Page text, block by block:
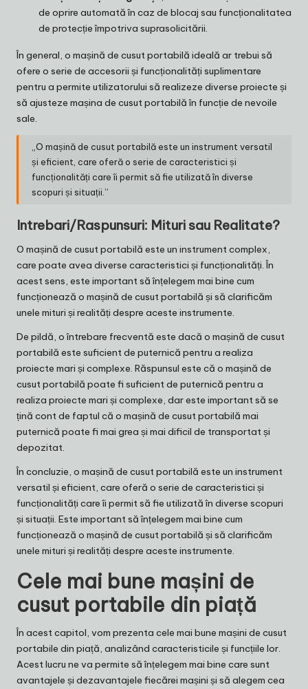
de oprire automată în caz de blocaj sau funcționalitatea
de protecție împotriva suprasolicitării.
În general, o mașină de cusut portabilă ideală ar trebui să
ofere o serie de accesorii și funcționalități suplimentare
pentru a permite utilizatorului să realizeze diverse proiecte și
să ajusteze mașina de cusut portabilă în funcție de nevoile
sale.
„O mașină de cusut portabilă este un instrument versatil
și eficient, care oferă o serie de caracteristici și
funcționalități care îi permit să fie utilizată în diverse
scopuri și situații.”
Intrebari/Raspunsuri: Mituri sau Realitate?
O mașină de cusut portabilă este un instrument complex,
care poate avea diverse caracteristici și funcționalități. În
acest sens, este important să înțelegem mai bine cum
funcționează o mașină de cusut portabilă și să clarificăm
unele mituri și realități despre aceste instrumente.
De pildă, o întrebare frecventă este dacă o mașină de cusut
portabilă este suficient de puternică pentru a realiza
proiecte mari și complexe. Răspunsul este că o mașină de
cusut portabilă poate fi suficient de puternică pentru a
realiza proiecte mari și complexe, dar este important să se
țină cont de faptul că o mașină de cusut portabilă mai
puternică poate fi mai grea și mai dificil de transportat și
depozitat.
În concluzie, o mașină de cusut portabilă este un instrument
versatil și eficient, care oferă o serie de caracteristici și
funcționalități care îi permit să fie utilizată în diverse scopuri
și situații. Este important să înțelegem mai bine cum
funcționează o mașină de cusut portabilă și să clarificăm
unele mituri și realități despre aceste instrumente.
Cele mai bune mașini de
cusut portabile din piață
În acest capitol, vom prezenta cele mai bune mașini de cusut
portabile din piață, analizând caracteristicile și funcțiile lor.
Acest lucru ne va permite să înțelegem mai bine care sunt
avantajele și dezavantajele fiecărei mașini și să alegem cea